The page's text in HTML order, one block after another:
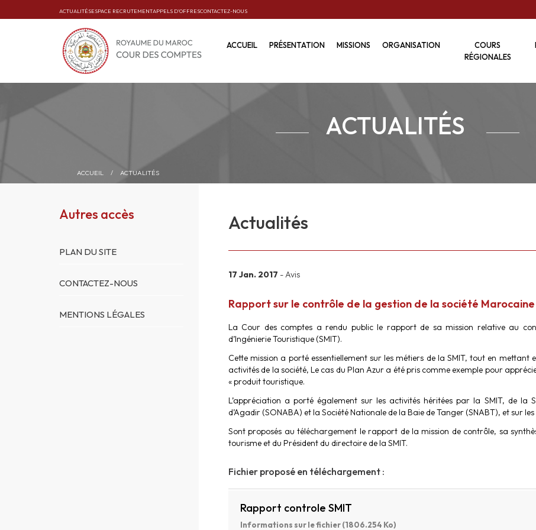
ACTUALITÉSESPACE RECRUTEMENTAPPELS D’OFFRESCONTACTEZ-NOUS
ACCUEIL PRÉSENTATION MISSIONS ORGANISATION
COURS
RÉGIONALES
ACTUALITÉS
ACCUEIL / ACTUALITÉS
Autres accès
PLAN DU SITE
CONTACTEZ-NOUS
MENTIONS LÉGALES
Actualités
17 Jan. 2017 - Avis
Rapport sur le contrôle de la gestion de la société Marocaine
La Cour des comptes a rendu public le rapport de sa mission relative au
d’Ingénierie Touristique (SMIT).
Cette mission a porté essentiellement sur les métiers de la SMIT, tout en mettant
activités de la société, Le cas du Plan Azur a été pris comme exemple pour
« produit touristique.
L’appréciation a porté également sur les activités héritées par la SMIT, de la
d’Agadir (SONABA) et la Société Nationale de la Baie de Tanger (SNABT), et sur
Sont proposés au téléchargement le rapport de la mission de contrôle, sa
tourisme et du Président du directoire de la SMIT.
Fichier proposé en téléchargement :
Rapport controle SMIT
Informations sur le fichier (1806.254 Ko)